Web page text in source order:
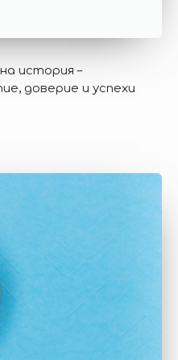
история –
доверие и успехи